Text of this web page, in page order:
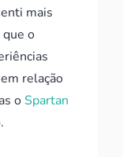
mais
o
relação
oSpartan